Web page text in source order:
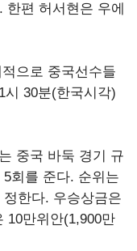
한편 허서현은 우에
으로 중국선수들
시 30분(한국시각)
중국 바둑 경기 규
회를 준다. 순위는
한다. 우승상금은
10만위안(1,900만